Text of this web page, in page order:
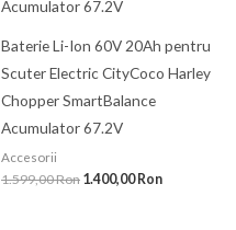
Baterie Li-Ion 60V 20Ah pentru
Scuter Electric CityCoco Harley
Chopper SmartBalance
Acumulator 67.2V
Accesorii
1.599,00Ron 1.400,00 Ron